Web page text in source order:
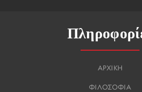
ΑΡΧΙΚΗ
ΦΙΛΟΣΟΦΙΑ